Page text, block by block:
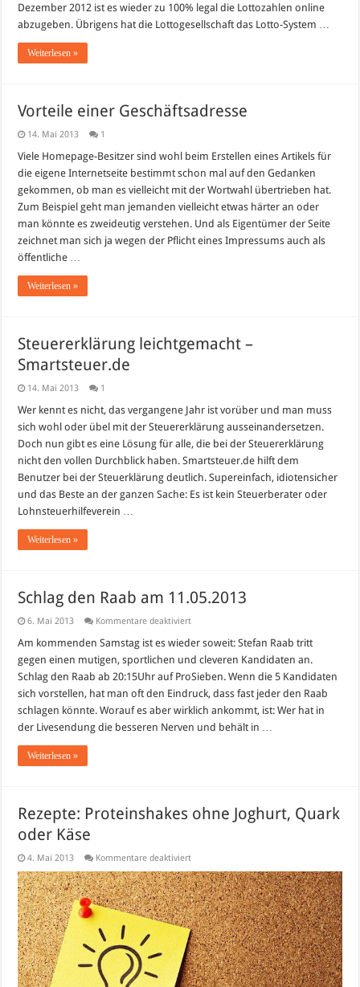
Dezember 2012 ist es wieder zu 100% legal die Lottozahlen online
abzugeben. Übrigens hat die Lottogesellschaft das Lotto-System …
Weiterlesen »
Vorteile einer Geschäftsadresse
14. Mai 2013 1
Viele Homepage-Besitzer sind wohl beim Erstellen eines Artikels für
die eigene Internetseite bestimmt schon mal auf den Gedanken
gekommen, ob man es vielleicht mit der Wortwahl übertrieben hat.
Zum Beispiel geht man jemanden vielleicht etwas härter an oder
man könnte es zweideutig verstehen. Und als Eigentümer der Seite
zeichnet man sich ja wegen der Pflicht eines Impressums auch als
öffentliche …
Weiterlesen »
Steuererklärung leichtgemacht –
Smartsteuer.de
14. Mai 2013 1
Wer kennt es nicht, das vergangene Jahr ist vorüber und man muss
sich wohl oder übel mit der Steuererklärung ausseinandersetzen.
Doch nun gibt es eine Lösung für alle, die bei der Steuererklärung
nicht den vollen Durchblick haben. Smartsteuer.de hilft dem
Benutzer bei der Steuerklärung deutlich. Supereinfach, idiotensicher
und das Beste an der ganzen Sache: Es ist kein Steuerberater oder
Lohnsteuerhilfeverein …
Weiterlesen »
Schlag den Raab am 11.05.2013
6. Mai 2013 Kommentare deaktiviertfür
den
am
11.05.2013
Am kommenden Samstag ist es wieder soweit: Stefan Raab tritt
gegen einen mutigen, sportlichen und cleveren Kandidaten an.
Schlag den Raab ab 20:15Uhr auf ProSieben. Wenn die 5 Kandidaten
sich vorstellen, hat man oft den Eindruck, dass fast jeder den Raab
schlagen könnte. Worauf es aber wirklich ankommt, ist: Wer hat in
der Livesendung die besseren Nerven und behält in …
Weiterlesen »
Rezepte: Proteinshakes ohne Joghurt, Quark
oder Käse
4. Mai 2013 Kommentare deaktiviertfür
Proteinshakes
ohne
Joghurt,
Quark
oder
Käse